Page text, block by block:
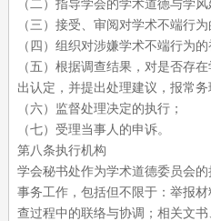
（二）指导学会的学术道德与学风
（三）接受、审阅对学术不端行
（四）组织对涉嫌学术不端行为
（五）根据调查结果，对是否存
出认定，并提出处理建议，报常务
（六）监督处理决定的执行；
（七）受理当事人的申诉。
第八条执行机构
学会秘书处作为学术道德委员会
事务工作，包括但不限于：举报
查过程中的联络与协调；相关文书